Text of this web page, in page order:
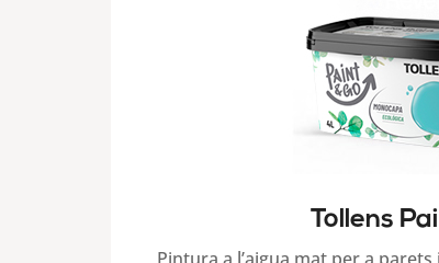
Tollens